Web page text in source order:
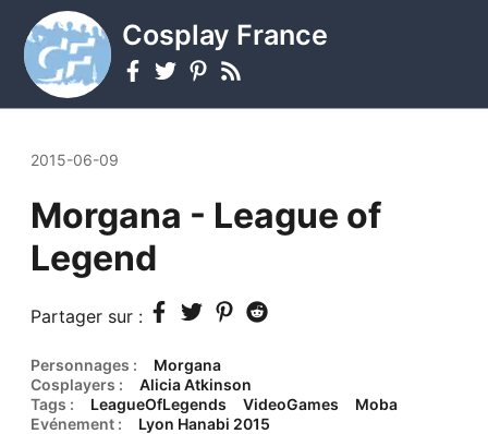
Cosplay France
2015-06-09
Morgana - League of
Legend
Partager sur :
Personnages :
Morgana
Cosplayers :
Alicia Atkinson
Tags :
LeagueOfLegends VideoGames
Moba
Evénement :
Lyon Hanabi 2015